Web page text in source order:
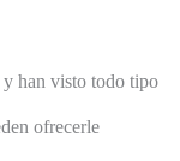
y han visto todo tipo
ofrecerle